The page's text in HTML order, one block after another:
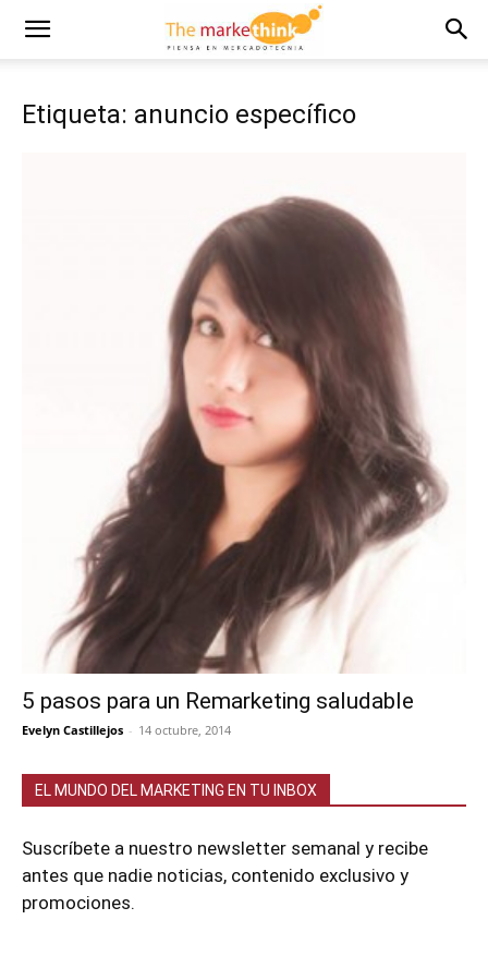
Etiqueta: anuncio específico
5 pasos para un Remarketing saludable
Evelyn Castillejos - 14 octubre, 2014
EL MUNDO DEL MARKETING EN TU INBOX
Suscríbete a nuestro newsletter semanal y recibe
antes que nadie noticias, contenido exclusivo y
promociones.